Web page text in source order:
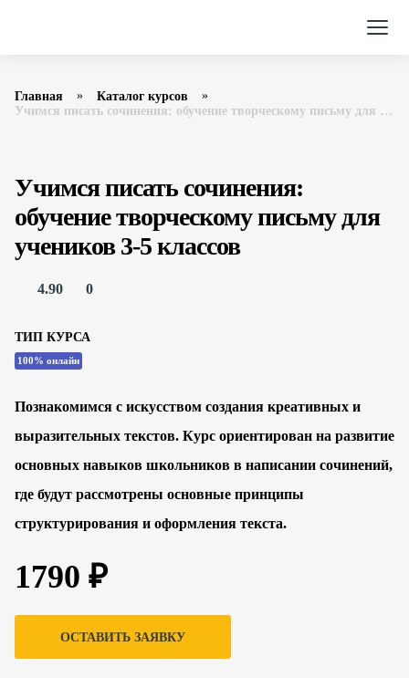
Главная
Каталог курсов
Учимся писать сочинения: обучение творческому письму для учеников 3-5 классов Фоксфорд
Учимся писать сочинения:
обучение творческому письму для
учеников 3-5 классов
4.90 0
ТИП КУРСА
100% онлайн
Познакомимся с искусством создания креативных и
выразительных текстов. Курс ориентирован на развитие
основных навыков школьников в написании сочинений,
где будут рассмотрены основные принципы
структурирования и оформления текста.
1790 ₽
ОСТАВИТЬ ЗАЯВКУ